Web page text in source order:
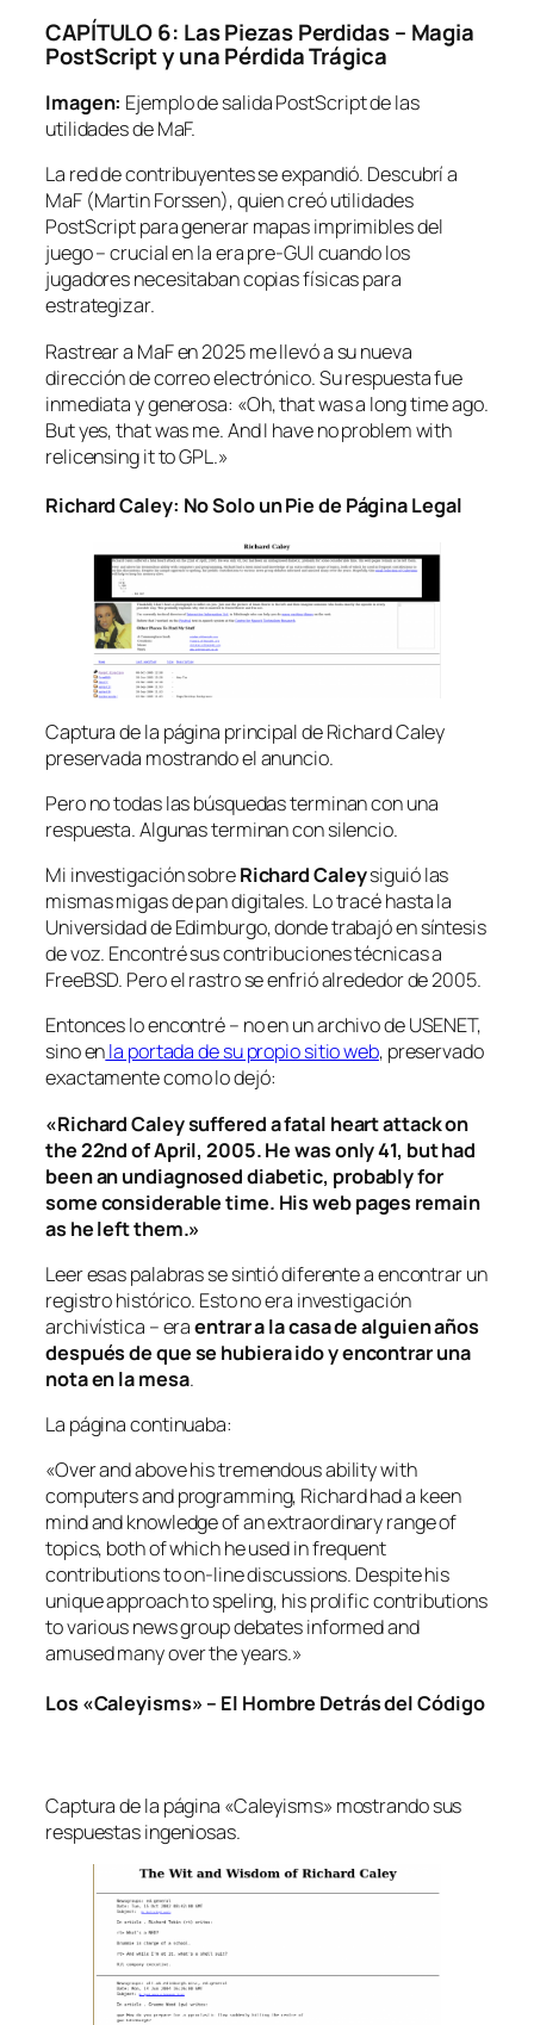
CAPÍTULO 6: Las Piezas Perdidas – Magia
PostScript y una Pérdida Trágica
Imagen: Ejemplo de salida PostScript de las
utilidades de MaF.
La red de contribuyentes se expandió. Descubrí a
MaF (Martin Forssen), quien creó utilidades
PostScript para generar mapas imprimibles del
juego – crucial en la era pre-GUI cuando los
jugadores necesitaban copias físicas para
estrategizar.
Rastrear a MaF en 2025 me llevó a su nueva
dirección de correo electrónico. Su respuesta fue
inmediata y generosa: «Oh, that was a long time ago.
But yes, that was me. And I have no problem with
relicensing it to GPL.»
Richard Caley: No Solo un Pie de Página Legal
Captura de la página principal de Richard Caley
preservada mostrando el anuncio.
Pero no todas las búsquedas terminan con una
respuesta. Algunas terminan con silencio.
Mi investigación sobreRichard Caleysiguió las
mismas migas de pan digitales. Lo tracé hasta la
Universidad de Edimburgo, donde trabajó en síntesis
de voz. Encontré sus contribuciones técnicas a
FreeBSD. Pero el rastro se enfrió alrededor de 2005.
Entonces lo encontré – no en un archivo de USENET,
sino enla portada de su propio sitio web, preservado
exactamente como lo dejó:
«Richard Caley suffered a fatal heart attack on
the 22nd of April, 2005. He was only 41, but had
been an undiagnosed diabetic, probably for
some considerable time. His web pages remain
as he left them.»
Leer esas palabras se sintió diferente a encontrar un
registro histórico. Esto no era investigación
archivística – eraentrar a la casa de alguien años
después de que se hubiera ido y encontrar una
nota en la mesa.
La página continuaba:
«Over and above his tremendous ability with
computers and programming, Richard had a keen
mind and knowledge of an extraordinary range of
topics, both of which he used in frequent
contributions to on-line discussions. Despite his
unique approach to speling, his prolific contributions
to various news group debates informed and
amused many over the years.»
Los «Caleyisms» – El Hombre Detrás del Código
Captura de la página «Caleyisms» mostrando sus
respuestas ingeniosas.